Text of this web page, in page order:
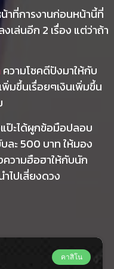
าที่การงานก่อนหน้านี้ที่
เล่นอีก 2 เรื่อง แต่ว่าถ้า
ความโชคดีปังมาให้กับ
มขึ้นเรื่อยๆเงินเพิ่มขึ้น
ป๊ะได้ผูกข้อมือปลอบ
ะ 500 บาท ให้มอง
ความฮือฮาให้กับนัก
ไปเสี่ยงดวง
คาสิโน